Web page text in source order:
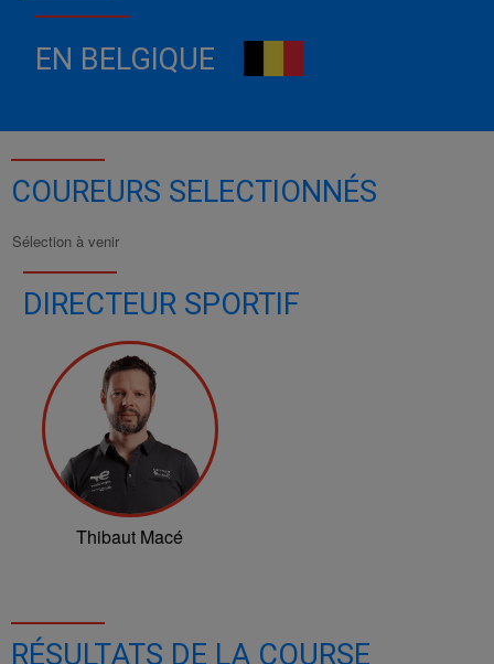
EN BELGIQUE
COUREURS SELECTIONNÉS
Sélection à venir
DIRECTEUR SPORTIF
Thibaut Macé
RÉSULTATS DE LA COURSE